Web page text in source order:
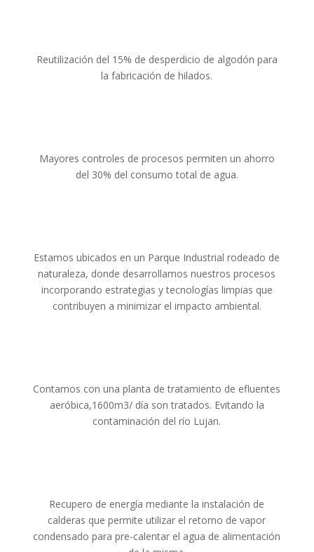
Reutilización del 15% de desperdicio de algodón para
la fabricación de hilados.
Mayores controles de procesos permiten un ahorro
del 30% del consumo total de agua.
Estamos ubicados en un Parque Industrial rodeado de
naturaleza, donde desarrollamos nuestros procesos
incorporando estrategias y tecnologías limpias que
contribuyen a minimizar el impacto ambiental.
Contamos con una planta de tratamiento de efluentes
aeróbica,1600m3/ día son tratados. Evitando la
contaminación del río Lujan.
Recupero de energía mediante la instalación de
calderas que permite utilizar el retorno de vapor
condensado para pre-calentar el agua de alimentación